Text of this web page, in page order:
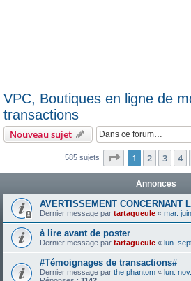
VPC, Boutiques en ligne de
transactions
Nouveau sujet
585 sujets Page 1sur12
1 2 3 4
Annonces
AVERTISSEMENT CONCERNANT
Dernier message par tartagueule « mar.
à lire avant de poster
Dernier message par tartagueule « lun.
#Témoignages de transactions#
Dernier message par the phantom « lun.